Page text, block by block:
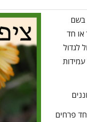
בשם
או חד
לגדול
עמידות
פרחים